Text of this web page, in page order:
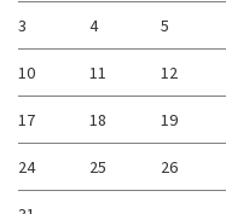
3 4 5
10 11 12
17 18 19
24 25 26